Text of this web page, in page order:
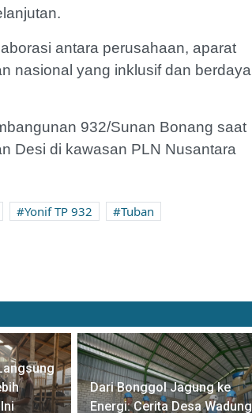
antara perusahaan, aparat
nasional yang inklusif dan berdaya
932/Sunan Bonang saat
Desi di kawasan PLN Nusantara
Yonif TP 932
Tuban
Dari Bonggol Jagung ke
Energi: Cerita Desa Wadung